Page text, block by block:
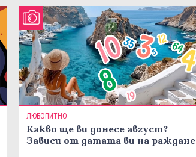
ЛЮБОПИТНО
Какво ще ви донесе август?
Зависи от датата ви на ражданe